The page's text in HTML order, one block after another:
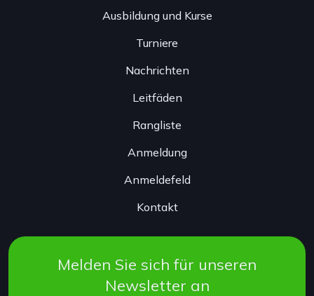
Ausbildung und Kurse
Turniere
Nachrichten
Leitfäden
Rangliste
Anmeldung
Anmeldefeld
Kontakt
Melden Sie sich für unseren
Newsletter an